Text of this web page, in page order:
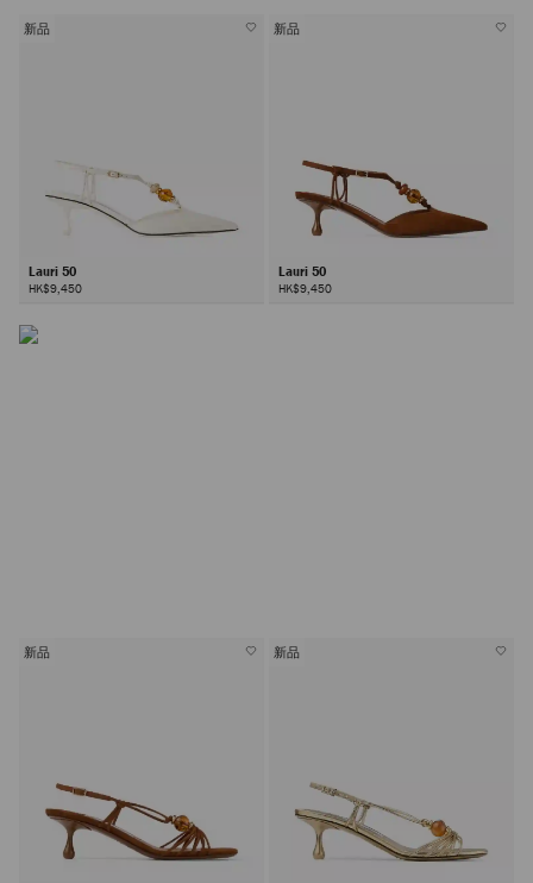
新品
Lauri 50
HK$9,450
新品
Lauri 50
HK$9,450
新品 新品